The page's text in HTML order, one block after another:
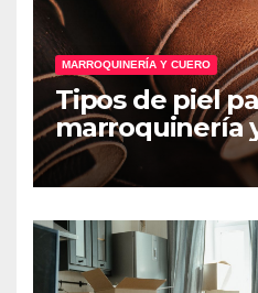
MARROQUINERÍA Y CUERO
Tipos de piel
marroquinería
muestras